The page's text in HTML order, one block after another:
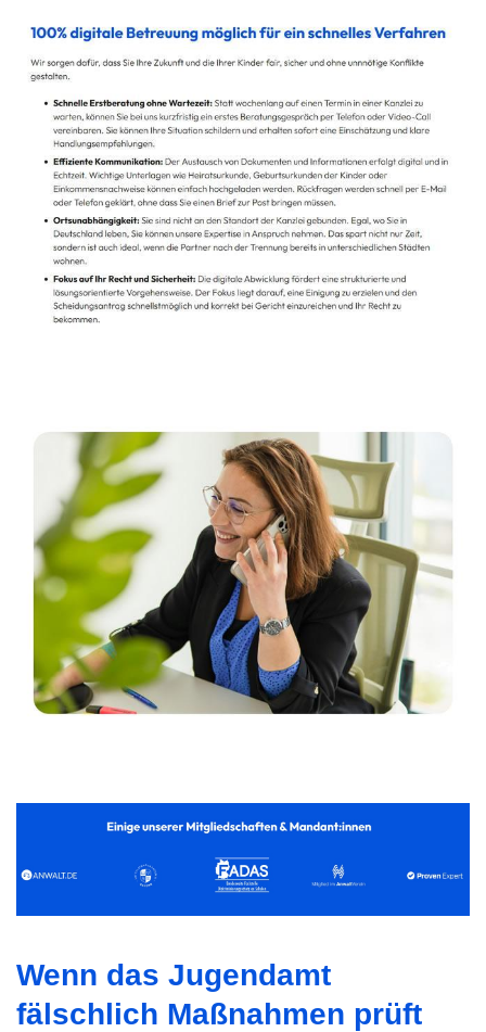
Wenn das Jugendamt
fälschlich Maßnahmen prüft